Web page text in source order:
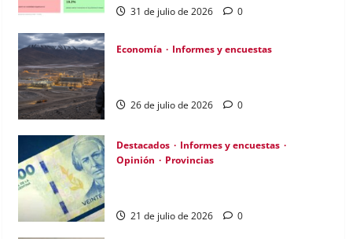
31 de julio de 2026 0
Economía Informes y encuestas
26 de julio de 2026 0
Destacados
Informes y encuestas
Opinión
Provincias
21 de julio de 2026 0